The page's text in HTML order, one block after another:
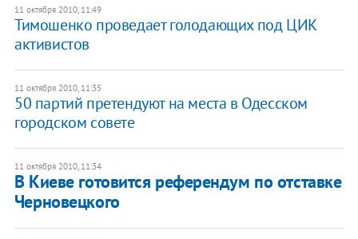
11 октября 2010, 11:49
Тимошенко проведает голодающих под ЦИК
активистов
11 октября 2010, 11:35
50 партий претендуют на места в Одесском
городском совете
11 октября 2010, 11:34
В Киеве готовится референдум по отставке
Черновецкого